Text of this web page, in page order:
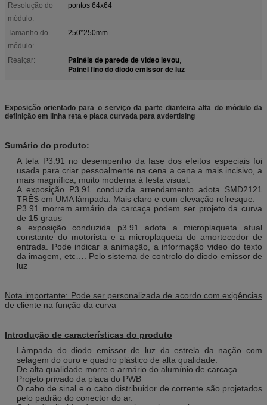
Resolução do
módulo:
pontos 64x64
Tamanho do
módulo:
250*250mm
Realçar: Painéis de parede de vídeo levou,
Painel fino do diodo emissor de luz
Exposição orientado para o serviço da parte dianteira alta do módulo da
definição em linha reta e placa curvada para avdertising
Sumário do produto:
A tela P3.91 no desempenho da fase dos efeitos especiais foi
usada para criar pessoalmente na cena a cena a mais incisivo, a
mais magnífica, muito moderna à festa visual.
A exposição P3.91 conduzida arrendamento adota SMD2121
TRÊS em UMA lâmpada. Mais claro e com elevação refresque.
P3.91 morrem armário da carcaça podem ser projeto da curva
de 15 graus
a exposição conduzida p3.91 adota a microplaqueta atual
constante do motorista e a microplaqueta do amortecedor de
entrada. Pode indicar a animação, a informação video do texto
da imagem, etc…. Pelo sistema de controlo do diodo emissor de
luz
Nota importante: Pode ser personalizada de acordo com exigências
de cliente na função da curva
Introdução de características do produto
Lâmpada do diodo emissor de luz da estrela da nação com
selagem do ouro e quadro plástico de alta qualidade.
De alta qualidade morre o armário do alumínio de carcaça
Projeto privado da placa do PWB
O cabo de sinal e o cabo distribuidor de corrente são projetados
pelo padrão do conector do ar.